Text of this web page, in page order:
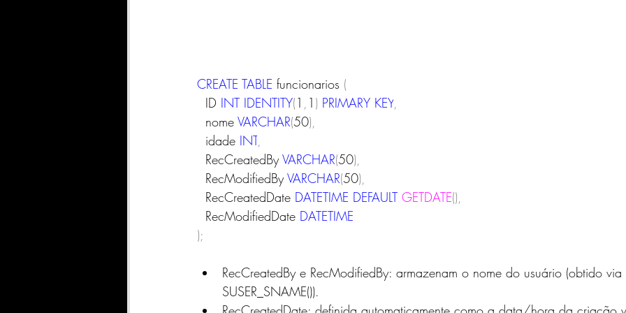
CREATE TABLE funcionarios (
ID INT IDENTITY(1 , 1 ) PRIMARY KEY,
nome VARCHAR(50),
idade INT,
RecCreatedBy VARCHAR(50),
RecModifiedBy VARCHAR(50),
RecCreatedDate DATETIME DEFAULT GETDATE(),
RecModifiedDate DATETIME
);
RecCreatedBy e RecModifiedBy: armazenam o nome do usuário (obtido via
SUSER_SNAME()).